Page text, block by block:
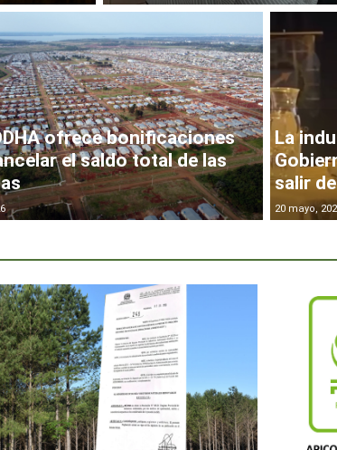
ofrece bonificaciones
el saldo total de las
La
salir
20 mayo,